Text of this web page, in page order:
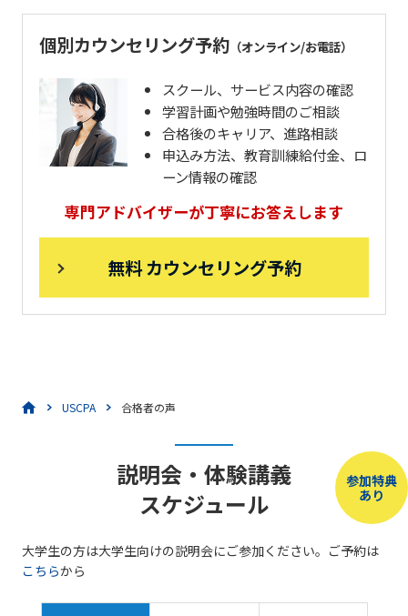
個別カウンセリング予約（オンライン/お電話）
スクール、サービス内容の確認
学習計画や勉強時間のご相談
合格後のキャリア、進路相談
申込み方法、教育訓練給付金、ロ
ーン情報の確認
専門アドバイザーが丁寧にお答えします
無料 カウンセリング予約
USCPA 合格者の声
参加特典
あり
説明会・体験講義
スケジュール
大学生の方は大学生向けの説明会にご参加ください。ご予約は
こちらから